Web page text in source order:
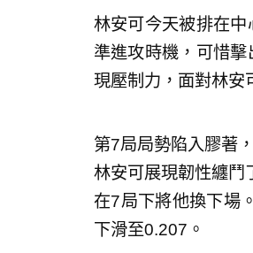
林安可今天被排在
準進攻時機，可惜
現壓制力，面對林安
第7局局勢陷入膠著
林安可展現韌性纏鬥
在7局下將他換下場
下滑至0.207。